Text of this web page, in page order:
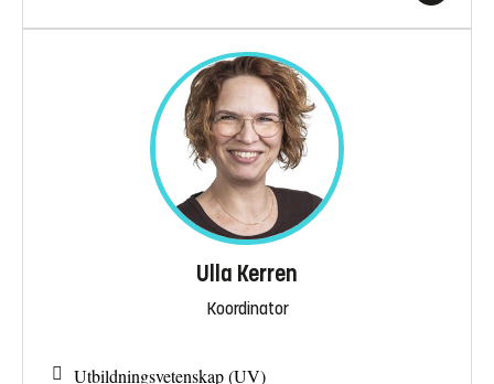
Ulla Kerren
Koordinator
Utbildningsvetenskap (UV)